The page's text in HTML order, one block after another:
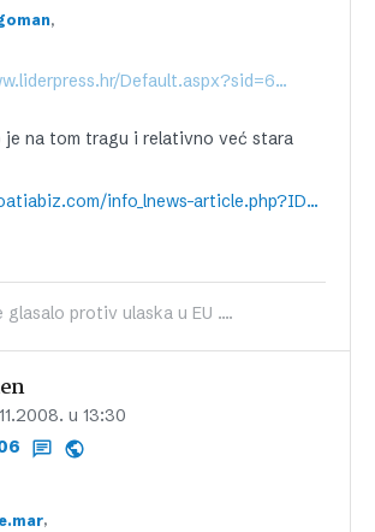
,
http://www.liderpress.hr/Default.aspx?sid=61199
je na tom tragu i relativno već stara
http://www.croatiabiz.com/info_lnews-article.php?ID=36211
glasalo protiv ulaska u EU ....
u 13:30
,